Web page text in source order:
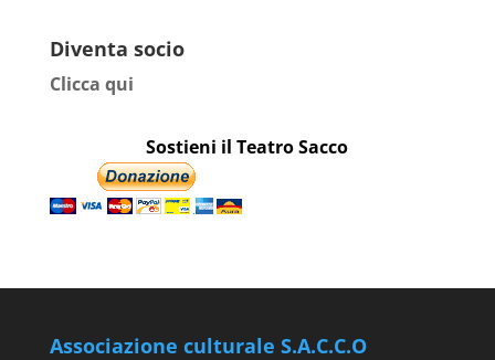
Diventa socio
Clicca qui
Sostieni il Teatro Sacco
Associazione culturale S.A.C.C.O